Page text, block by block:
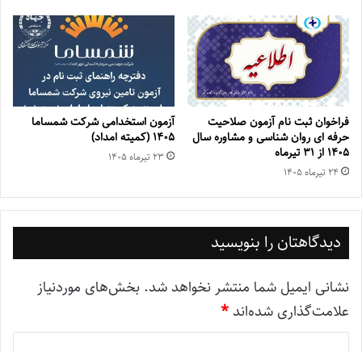
فراخوان ثبت نام آزمون صلاحیت
حرفه ای روان شناسی و مشاوره سال
۱۴۰۵ از ۳۱ تیرماه
۲۴ تیر‌ماه ۱۴۰۵
آزمون استخدامی شرکت شمساما
۱۴۰۵ (کمیته امداد)
۲۳ تیر‌ماه ۱۴۰۵
دیدگاهتان را بنویسید
نشانی ایمیل شما منتشر نخواهد شد. بخش‌های موردنیاز
علامت‌گذاری شده‌اند *